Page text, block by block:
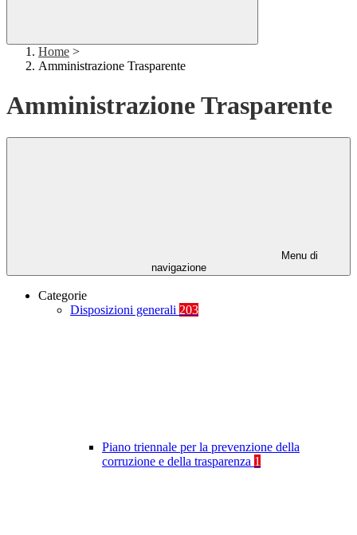
Home >
Amministrazione Trasparente
Amministrazione Trasparente
Menu di
navigazione
Categorie
Disposizioni generali 203
Piano triennale per la prevenzione della
corruzione e della trasparenza 1